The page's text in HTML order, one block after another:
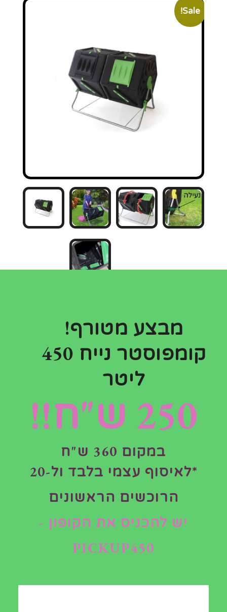
Sale!
ארגז כלים לגינה על גלגלים
מידע נוסף
מבצע מטורף!
קומפוסטר נייח 450
ליטר
250 ש"ח!!
במקום 360 ש"ח
*לאיסוף עצמי בלבד ול-20
הרוכשים הראשונים
יש להכניס את הקופון -
PICKUP450